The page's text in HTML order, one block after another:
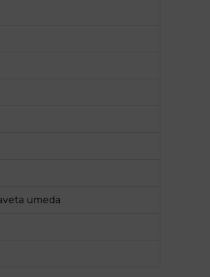
umeda